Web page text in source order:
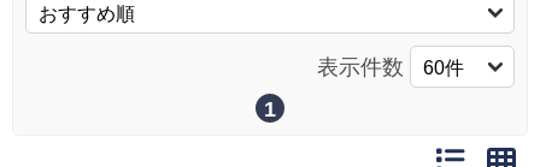
新規登録キャンペーン
キャンペーン
表示件数
1